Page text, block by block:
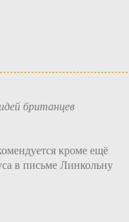
британцев
кроме ещё
в письме Линкольну